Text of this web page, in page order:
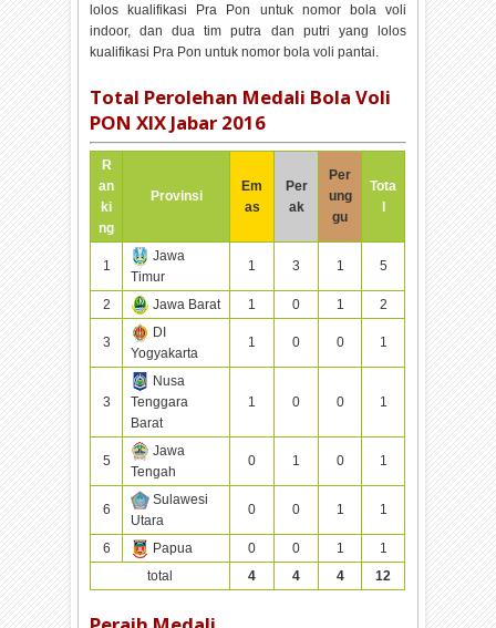
lolos kualifikasi Pra Pon untuk nomor bola voli
indoor, dan dua tim putra dan putri yang lolos
kualifikasi Pra Pon untuk nomor bola voli pantai.
Total Perolehan Medali Bola Voli
PON XIX Jabar 2016
R
an
ki
ng
Provinsi
Em
as
Per
ak
Per
ung
gu
Tota
1
Jawa
Timur
1 3 1 5
2 Jawa Barat 1 0 1 2
3
DI
Yogyakarta
1 0 0 1
3
Nusa
Tenggara
Barat
1 0 0 1
5
Jawa
Tengah
0 1 0 1
6
Sulawesi
Utara
0 0 1 1
6 Papua 0 0 1
1
total
4 4 4 12